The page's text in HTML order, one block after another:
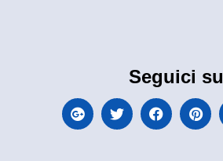
Seguici su